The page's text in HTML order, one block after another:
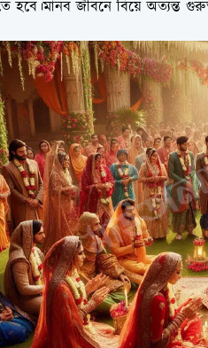
হবে।মানব জীবনে বিয়ে অত্যন্ত